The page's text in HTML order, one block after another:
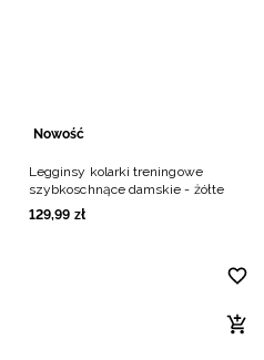
Nowość
Legginsy kolarki treningowe
szybkoschnące damskie - żółte
129,99 zł